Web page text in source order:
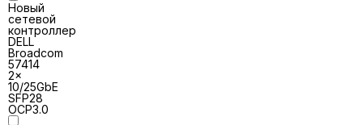
Новый
сетевой
контроллер
DELL
Broadcom
57414
2x
10/25GbE
SFP28
OCP3.0